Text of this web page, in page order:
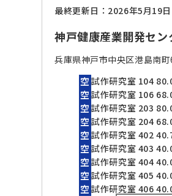
最終更新日：2026年5月19日
神戸健康産業開発セン
兵庫県神戸市中央区港島南
試作研究室 104
試作研究室 106
試作研究室 203
試作研究室 204
試作研究室 402
試作研究室 403
試作研究室 404
試作研究室 405
試作研究室 406